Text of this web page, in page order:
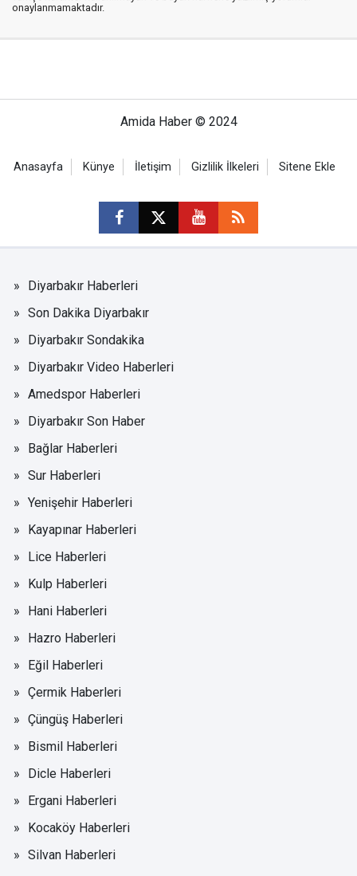
onaylanmamaktadır.
Amida Haber © 2024
Anasayfa Künye İletişim Gizlilik İlkeleri Sitene Ekle
Diyarbakır Haberleri
Son Dakika Diyarbakır
Diyarbakır Sondakika
Diyarbakır Video Haberleri
Amedspor Haberleri
Diyarbakır Son Haber
Bağlar Haberleri
Sur Haberleri
Yenişehir Haberleri
Kayapınar Haberleri
Lice Haberleri
Kulp Haberleri
Hani Haberleri
Hazro Haberleri
Eğil Haberleri
Çermik Haberleri
Çüngüş Haberleri
Bismil Haberleri
Dicle Haberleri
Ergani Haberleri
Kocaköy Haberleri
Silvan Haberleri